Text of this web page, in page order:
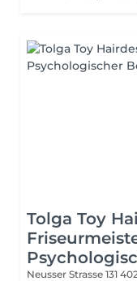
Tolga Toy
Neusser Strasse 131